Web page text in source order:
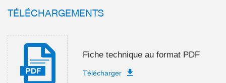
TÉLÉCHARGEMENTS
Fiche technique au format PDF
Télécharger